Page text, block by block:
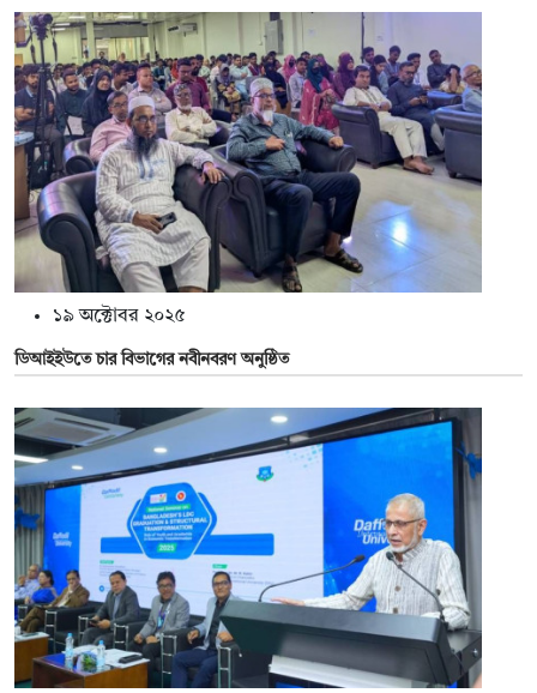
১৯ অক্টোবর ২০২৫
ডিআইইউতে চার বিভাগের নবীনবরণ অনুষ্ঠিত